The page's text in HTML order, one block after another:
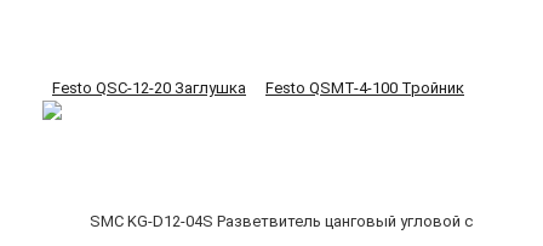
Festo QSC-12-20 Заглушка Festo QSMT-4-100 Тройник